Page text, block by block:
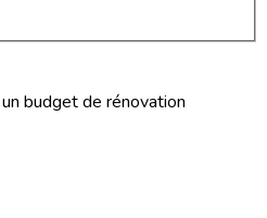
budget de rénovation